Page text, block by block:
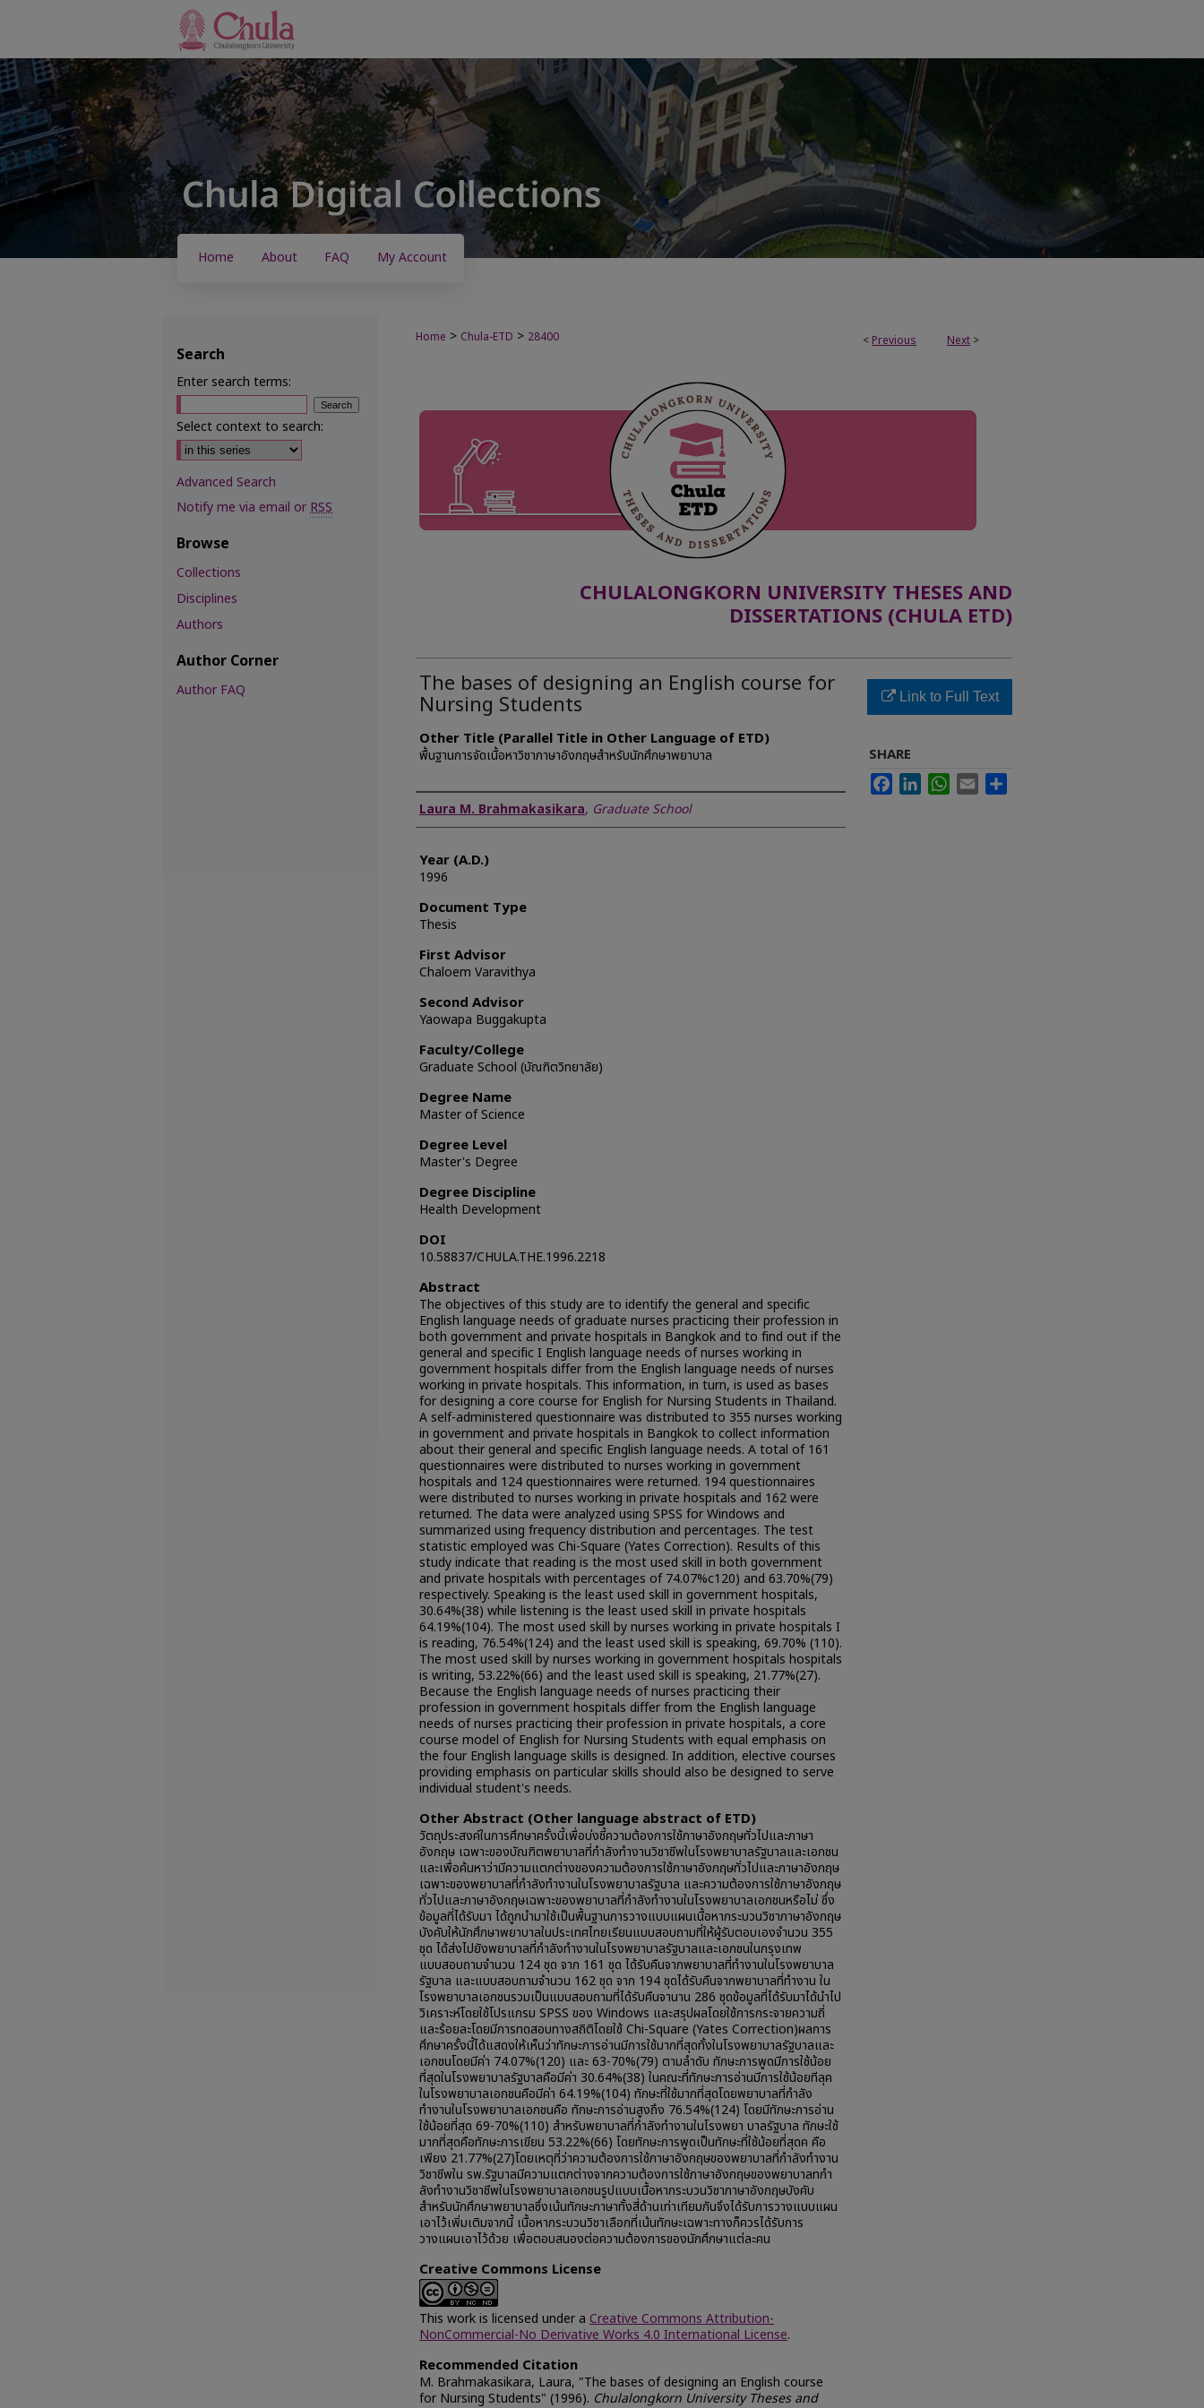
Home About FAQ My Account
< Previous Next >
Home > Chula-ETD > 28400
CHULALONGKORN UNIVERSITY THESES AND
DISSERTATIONS (CHULA ETD)
The bases of designing an English course for
Nursing Students
Other Title (Parallel Title in Other Language of ETD)
พื้นฐานการจัดเนื้อหาวิชาภาษาอังกฤษสำหรับนักศึกษาพยาบาล
Author
Laura M. Brahmakasikara, Graduate School
Year (A.D.)
1996
Document Type
Thesis
First Advisor
Chaloem Varavithya
Second Advisor
Yaowapa Buggakupta
Faculty/College
Graduate School (บัณฑิตวิทยาลัย)
Degree Name
Master of Science
Degree Level
Master's Degree
Degree Discipline
Health Development
DOI
10.58837/CHULA.THE.1996.2218
Abstract
The objectives of this study are to identify the general and specific
English language needs of graduate nurses practicing their profession in
both government and private hospitals in Bangkok and to find out if the
general and specific I English language needs of nurses working in
government hospitals differ from the English language needs of nurses
working in private hospitals. This information, in turn, is used as bases
for designing a core course for English for Nursing Students in Thailand.
A self-administered questionnaire was distributed to 355 nurses working
in government and private hospitals in Bangkok to collect information
about their general and specific English language needs. A total of 161
questionnaires were distributed to nurses working in government
hospitals and 124 questionnaires were returned. 194 questionnaires
were distributed to nurses working in private hospitals and 162 were
returned. The data were analyzed using SPSS for Windows and
summarized using frequency distribution and percentages. The test
statistic employed was Chi-Square (Yates Correction). Results of this
study indicate that reading is the most used skill in both government
and private hospitals with percentages of 74.07%c120) and 63.70%(79)
respectively. Speaking is the least used skill in government hospitals,
30.64%(38) while listening is the least used skill in private hospitals
64.19%(104). The most used skill by nurses working in private hospitals I
is reading, 76.54%(124) and the least used skill is speaking, 69.70% (110).
The most used skill by nurses working in government hospitals hospitals
is writing, 53.22%(66) and the least used skill is speaking, 21.77%(27).
Because the English language needs of nurses practicing their
profession in government hospitals differ from the English language
needs of nurses practicing their profession in private hospitals, a core
course model of English for Nursing Students with equal emphasis on
the four English language skills is designed. In addition, elective courses
providing emphasis on particular skills should also be designed to serve
individual student's needs.
Other Abstract (Other language abstract of ETD)
วัตถุประสงค์ในการศึกษาครั้งนี้เพื่อบ่งชี้ความต้องการใช้ภาษาอังกฤษทั่วไปและภาษา
อังกฤษ เฉพาะของบัณฑิตพยาบาลที่กำลังทำงานวิชาชีพในโรงพยาบาลรัฐบาลและเอกชน
และเพื่อค้นหาว่ามีความแตกต่างของความต้องการใช้ภาษาอังกฤษทั่วไปและภาษาอังกฤษ
เฉพาะของพยาบาลที่กำลังทำงานในโรงพยาบาลรัฐบาล และความต้องการใช้ภาษาอังกฤษ
ทั่วไปและภาษาอังกฤษเฉพาะของพยาบาลที่กำลังทำงานในโรงพยาบาลเอกชนหรือไม่ ซึ่ง
ข้อมูลที่ได้รับมา ได้ถูกนำมาใช้เป็นพื้นฐานการวางแบบแผนเนื้อหากระบวนวิชาภาษาอังกฤษ
บังคับให้นักศึกษาพยาบาลในประเทศไทยเรียนแบบสอบถามที่ให้ผู้รับตอบเองจำนวน 355
ชุด ได้ส่งไปยังพยาบาลที่กำลังทำงานในโรงพยาบาลรัฐบาลและเอกชนในกรุงเทพ
แบบสอบถามจำนวน 124 ชุด จาก 161 ชุด ได้รับคืนจากพยาบาลที่ทำงานในโรงพยาบาล
รัฐบาล และแบบสอบถามจำนวน 162 ชุด จาก 194 ชุดได้รับคืนจากพยาบาลที่ทำงาน ใน
โรงพยาบาลเอกชนรวมเป็นแบบสอบถามที่ได้รับคืนจานาน 286 ชุดข้อมูลที่ได้รับมาได้นำไป
วิเคราะห์โดยใช้โปรแกรม SPSS ของ Windows และสรุปผลโดยใช้การกระจายความถี่
และร้อยละโดยมีการทดสอบทางสถิติโดยใช้ Chi-Square (Yates Correction)ผลการ
ศึกษาครั้งนี้ได้แสดงให้เห็นว่าทักษะการอ่านมีการใช้มากที่สุดทั้งในโรงพยาบาลรัฐบาลและ
เอกชนโดยมีค่า 74.07%(120) และ 63-70%(79) ตามลำดับ ทักษะการพูดมีการใช้น้อย
ที่สุดในโรงพยาบาลรัฐบาลคือมีค่า 30.64%(38) ในคณะที่ทักษะการอ่านมีการใช้น้อยทีลุค
ในโรงพยาบาลเอกชนคือมีค่า 64.19%(104) ทักษะที่ใช้มากที่สุดโดยพยาบาลที่กำลัง
ทำงานในโรงพยาบาลเอกชนคือ ทักษะการอ่านสูงถึง 76.54%(124) โดยมีทักษะการอ่าน
ใช้น้อยที่สุด 69-70%(110) สำหรับพยาบาลที่กำลังทำงานในโรงพยา บาลรัฐบาล ทักษะใช้
มากที่สุดคือทักษะการเขียน 53.22%(66) โดยทักษะการพูดเป็นทักษะที่ใช้น้อยที่สุดค คือ
เพียง 21.77%(27)โดยเหตุที่ว่าความต้องการใช้ภาษาอังกฤษของพยาบาลที่กำลังทำงาน
วิชาชีพใน รพ.รัฐบาลมีความแตกต่างจากความต้องการใช้ภาษาอังกฤษของพยาบาลทกำ
ลังทำงานวิชาชีพในโรงพยาบาลเอกชนรูปแบบเนื้อหากระบวนวิชาภาษาอังกฤษบังคับ
สำหรับนักศึกษาพยาบาลซึ่งเน้นทักษะภาษาทั้งสี่ด้านเท่าเทียมกันจึงได้รับการวางแบบแผน
เอาไว้เพิ่มเติมจากนี้ เนื้อหากระบวนวิชาเลือกที่เน้นทักษะเฉพาะทางก็ควรได้รับการ
วางแผนเอาไว้ด้วย เพื่อตอบสนองต่อความต้องการของนักศึกษาแต่ละคน
Creative Commons License
This work is licensed under a Creative Commons Attribution-
NonCommercial-No Derivative Works 4.0 International License.
Recommended Citation
M. Brahmakasikara, Laura, "The bases of designing an English course
for Nursing Students" (1996). Chulalongkorn University Theses and
Link to Full Text
SHARE
FacebookLinkedInWhatsApp
Email
Search
Enter search terms:
Select context to search:
Advanced Search
Notify me via email orRSS
Browse
Collections
Disciplines
Authors
Author Corner
Author FAQ